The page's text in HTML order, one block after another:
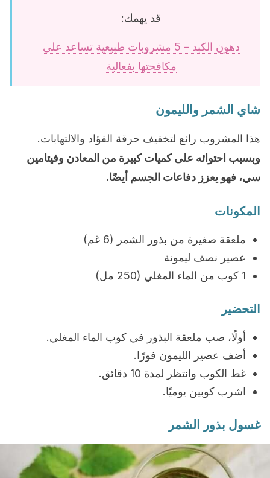
قد يهمك:
دهون الكبد – 5 مشروبات طبيعية تساعد على
مكافحتها بفعالية
شاي الشمر والليمون
هذا المشروب رائع لتخفيف حرقة الفؤاد والالتهابات.
وبسبب احتوائه على كميات كبيرة من المعادن وفيتامين
سي، فهو يعزز دفاعات الجسم أيضًا.
المكونات
ملعقة صغيرة من بذور الشمر (6 غم)
عصير نصف ليمونة
1 كوب من الماء المغلي (250 مل)
التحضير
أولًا، صب ملعقة البذور في كوب الماء المغلي.
أضف عصير الليمون فورًا.
غط الكوب وانتظر لمدة 10 دقائق.
اشرب كوبين يوميًا.
غسول بذور الشمر